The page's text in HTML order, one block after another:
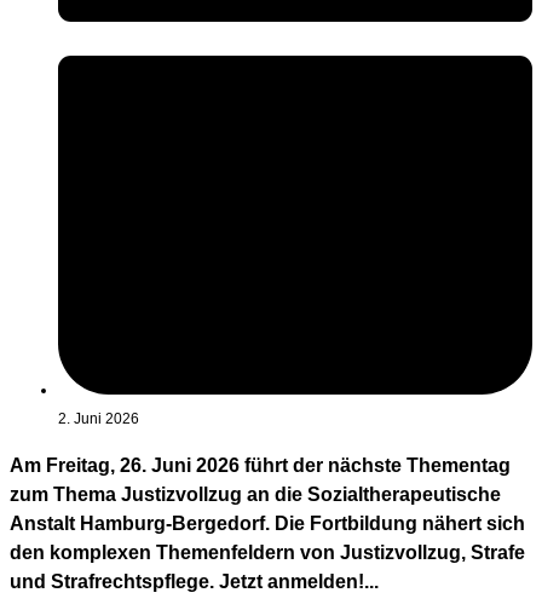
2. Juni 2026
Am Freitag, 26. Juni 2026 führt der nächste Thementag
zum Thema Justizvollzug an die Sozialtherapeutische
Anstalt Hamburg-Bergedorf. Die Fortbildung nähert sich
den komplexen Themenfeldern von Justizvollzug, Strafe
und Strafrechtspflege. Jetzt anmelden!...